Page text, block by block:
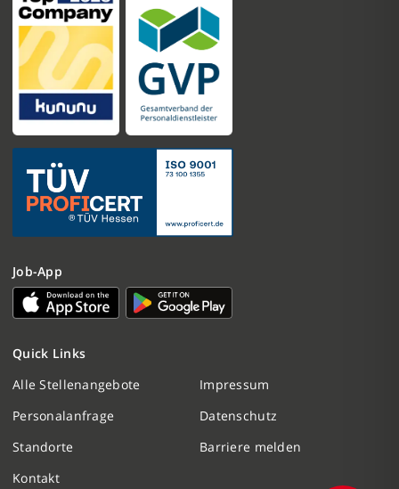
Nachricht schreiben
Initiativbewerbung
Personalanfrage
Job-App
Quick Links
Alle Stellenangebote
Personalanfrage
Standorte
Kontakt
Impressum
Datenschutz
Barriere melden